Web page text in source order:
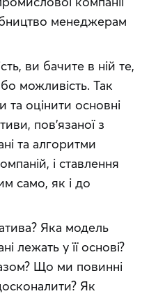
менеджерам
ви бачите в ній те,
можливість. Так
та оцінити основні
пов’язаної з
та алгоритми
і ставлення
само, як і до
Яка модель
лежать у її основі?
Що ми повинні
Як